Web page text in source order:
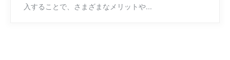
入することで、さまざまなメリットや...